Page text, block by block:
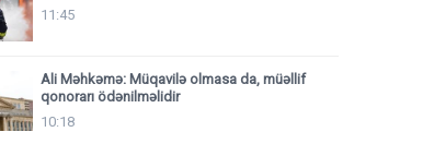
11:45
Ali Məhkəmə: Müqavilə olmasa da, müəllif
qonorarı ödənilməlidir
10:18